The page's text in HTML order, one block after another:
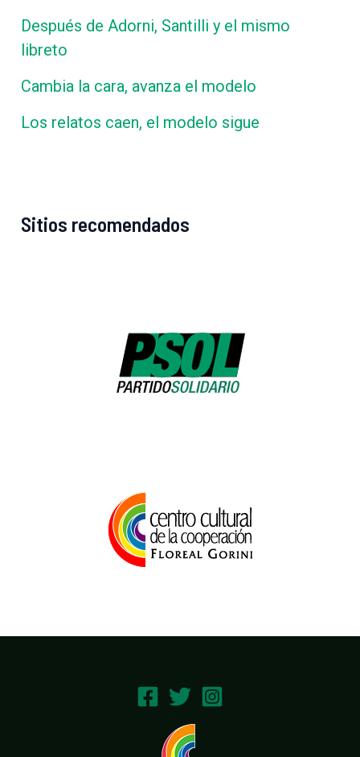
Después de Adorni, Santilli y el mismo
libreto
Cambia la cara, avanza el modelo
Los relatos caen, el modelo sigue
Sitios recomendados